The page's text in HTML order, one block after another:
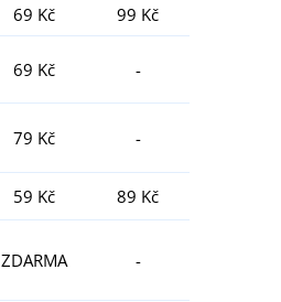
69 Kč
99 Kč
69 Kč -
79 Kč -
59 Kč 89 Kč
ZDARMA -